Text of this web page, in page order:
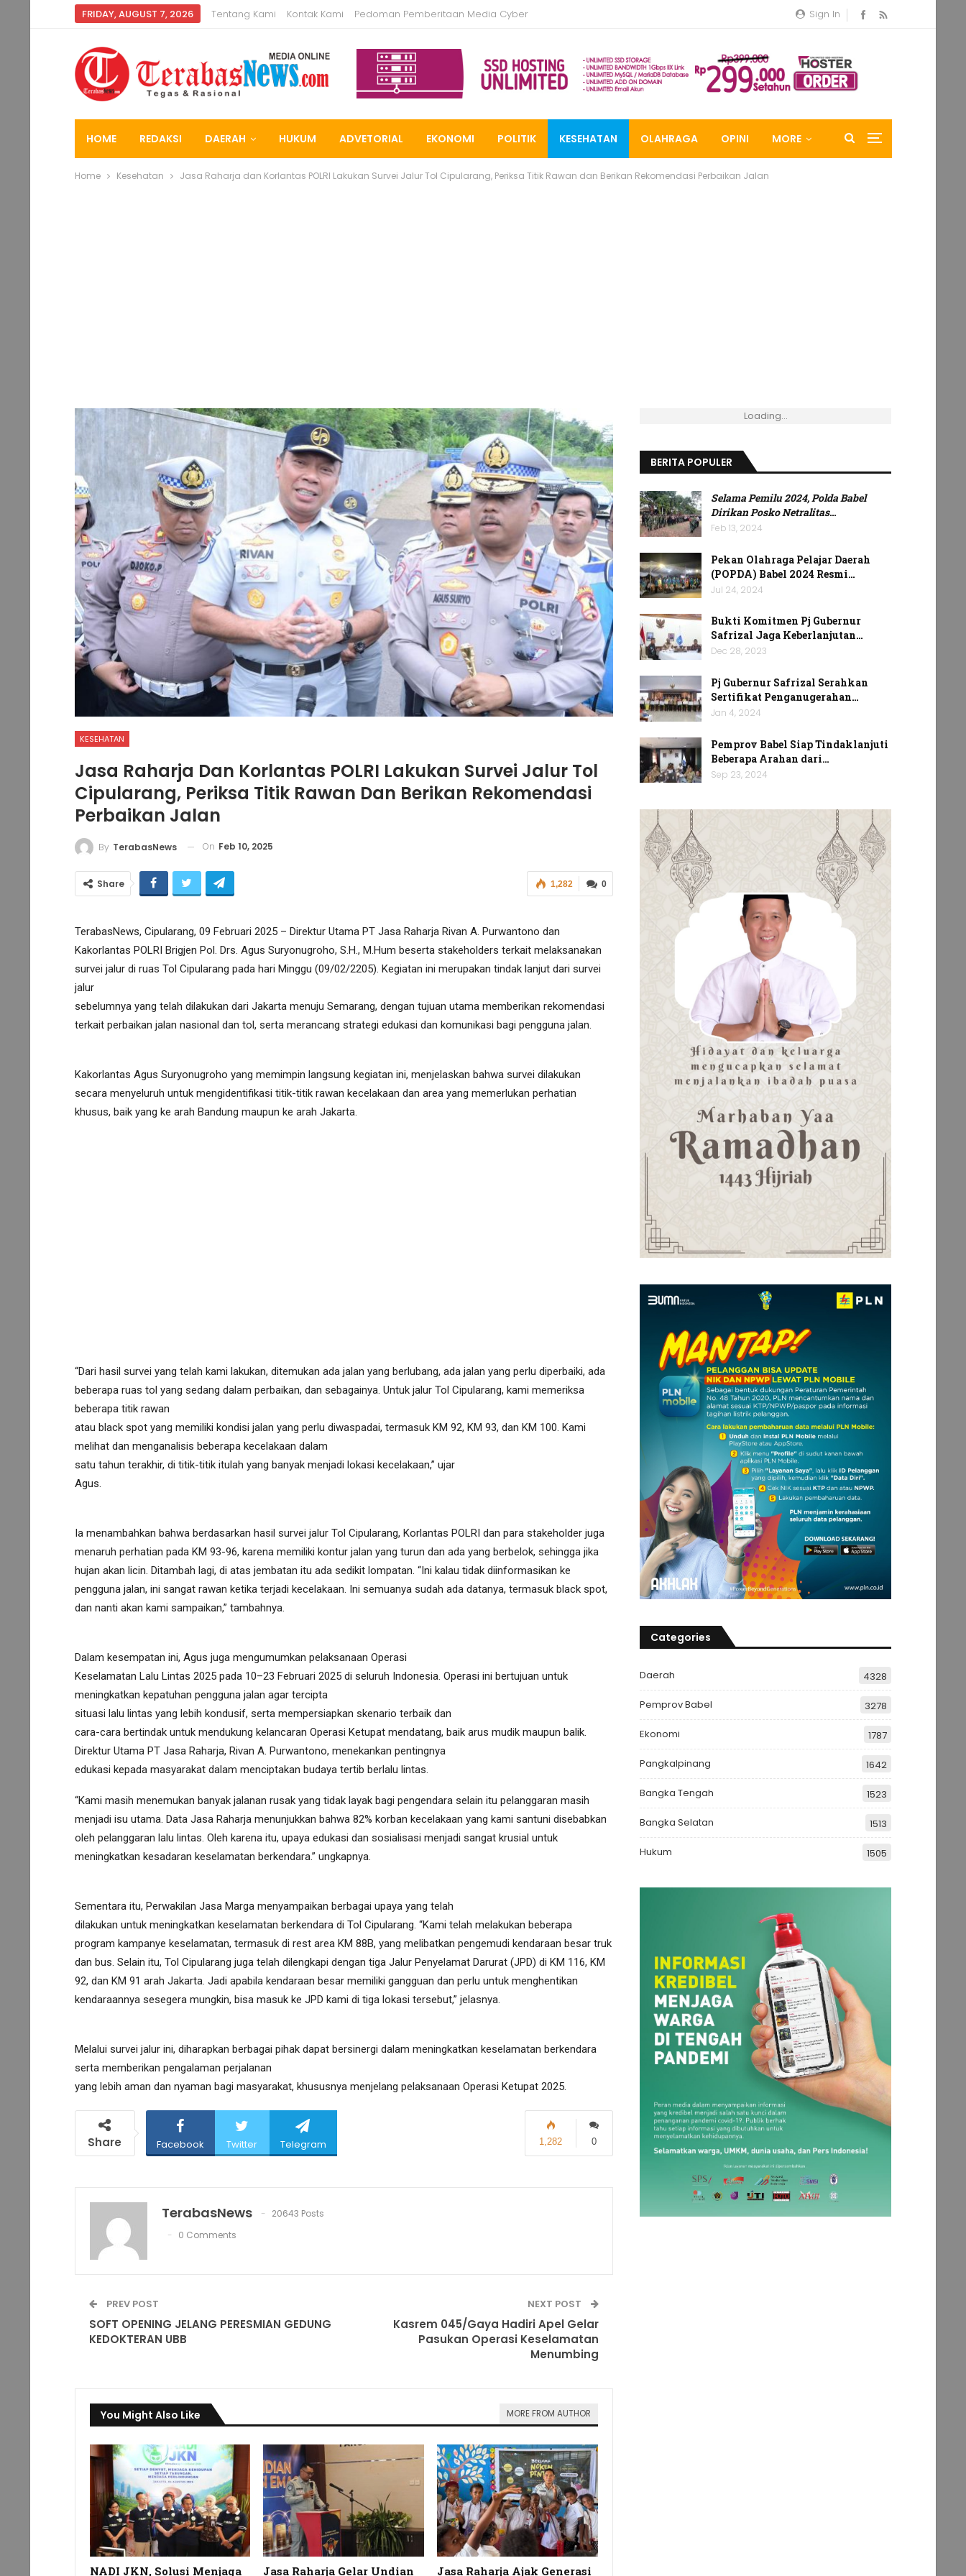
Sign In
FRIDAY, AUGUST 7, 2026 Tentang Kami Kontak Kami Pedoman Pemberitaan Media Cyber
HOME REDAKSI DAERAH HUKUM ADVETORIAL EKONOMI POLITIK KESEHATAN OLAHRAGA OPINI MORE
Home Kesehatan Jasa Raharja dan Korlantas POLRI Lakukan Survei Jalur Tol Cipularang, Periksa Titik Rawan dan Berikan Rekomendasi Perbaikan Jalan
KESEHATAN
Jasa Raharja Dan Korlantas POLRI Lakukan Survei Jalur Tol
Cipularang, Periksa Titik Rawan Dan Berikan Rekomendasi
Perbaikan Jalan
By TerabasNews On Feb 10, 2025
0
1,282
Share
TerabasNews, Cipularang, 09 Februari 2025 – Direktur Utama PT Jasa Raharja Rivan A. Purwantono dan
Kakorlantas POLRI Brigjen Pol. Drs. Agus Suryonugroho, S.H., M.Hum beserta stakeholders terkait melaksanakan
survei jalur di ruas Tol Cipularang pada hari Minggu (09/02/2205). Kegiatan ini merupakan tindak lanjut dari survei
jalur
sebelumnya yang telah dilakukan dari Jakarta menuju Semarang, dengan tujuan utama memberikan rekomendasi
terkait perbaikan jalan nasional dan tol, serta merancang strategi edukasi dan komunikasi bagi pengguna jalan.
Kakorlantas Agus Suryonugroho yang memimpin langsung kegiatan ini, menjelaskan bahwa survei dilakukan
secara menyeluruh untuk mengidentifikasi titik-titik rawan kecelakaan dan area yang memerlukan perhatian
khusus, baik yang ke arah Bandung maupun ke arah Jakarta.
“Dari hasil survei yang telah kami lakukan, ditemukan ada jalan yang berlubang, ada jalan yang perlu diperbaiki, ada
beberapa ruas tol yang sedang dalam perbaikan, dan sebagainya. Untuk jalur Tol Cipularang, kami memeriksa
beberapa titik rawan
atau black spot yang memiliki kondisi jalan yang perlu diwaspadai, termasuk KM 92, KM 93, dan KM 100. Kami
melihat dan menganalisis beberapa kecelakaan dalam
satu tahun terakhir, di titik-titik itulah yang banyak menjadi lokasi kecelakaan,” ujar
Agus.
Ia menambahkan bahwa berdasarkan hasil survei jalur Tol Cipularang, Korlantas POLRI dan para stakeholder juga
menaruh perhatian pada KM 93-96, karena memiliki kontur jalan yang turun dan ada yang berbelok, sehingga jika
hujan akan licin. Ditambah lagi, di atas jembatan itu ada sedikit lompatan. “Ini kalau tidak diinformasikan ke
pengguna jalan, ini sangat rawan ketika terjadi kecelakaan. Ini semuanya sudah ada datanya, termasuk black spot,
dan nanti akan kami sampaikan,” tambahnya.
Dalam kesempatan ini, Agus juga mengumumkan pelaksanaan Operasi
Keselamatan Lalu Lintas 2025 pada 10–23 Februari 2025 di seluruh Indonesia. Operasi ini bertujuan untuk
meningkatkan kepatuhan pengguna jalan agar tercipta
situasi lalu lintas yang lebih kondusif, serta mempersiapkan skenario terbaik dan
cara-cara bertindak untuk mendukung kelancaran Operasi Ketupat mendatang, baik arus mudik maupun balik.
Direktur Utama PT Jasa Raharja, Rivan A. Purwantono, menekankan pentingnya
edukasi kepada masyarakat dalam menciptakan budaya tertib berlalu lintas.
“Kami masih menemukan banyak jalanan rusak yang tidak layak bagi pengendara selain itu pelanggaran masih
menjadi isu utama. Data Jasa Raharja menunjukkan bahwa 82% korban kecelakaan yang kami santuni disebabkan
oleh pelanggaran lalu lintas. Oleh karena itu, upaya edukasi dan sosialisasi menjadi sangat krusial untuk
meningkatkan kesadaran keselamatan berkendara.” ungkapnya.
Sementara itu, Perwakilan Jasa Marga menyampaikan berbagai upaya yang telah
dilakukan untuk meningkatkan keselamatan berkendara di Tol Cipularang. “Kami telah melakukan beberapa
program kampanye keselamatan, termasuk di rest area KM 88B, yang melibatkan pengemudi kendaraan besar truk
dan bus. Selain itu, Tol Cipularang juga telah dilengkapi dengan tiga Jalur Penyelamat Darurat (JPD) di KM 116, KM
92, dan KM 91 arah Jakarta. Jadi apabila kendaraan besar memiliki gangguan dan perlu untuk menghentikan
kendaraannya sesegera mungkin, bisa masuk ke JPD kami di tiga lokasi tersebut,” jelasnya.
Melalui survei jalur ini, diharapkan berbagai pihak dapat bersinergi dalam meningkatkan keselamatan berkendara
serta memberikan pengalaman perjalanan
yang lebih aman dan nyaman bagi masyarakat, khususnya menjelang pelaksanaan Operasi Ketupat 2025.
0
1,282
Share Facebook Twitter Telegram
TerabasNews
20643 Posts
0 Comments
PREV POST
SOFT OPENING JELANG PERESMIAN GEDUNG
KEDOKTERAN UBB
NEXT POST
Kasrem 045/Gaya Hadiri Apel Gelar
Pasukan Operasi Keselamatan
Menumbing
You Might Also Like MORE FROM AUTHOR
NADI JKN, Solusi Menjaga Jasa Raharja Gelar Undian Jasa Raharja Ajak Generasi
Loading...
BERITA POPULER
Selama Pemilu 2024, Polda Babel
Dirikan Posko Netralitas…
Feb 13, 2024
Pekan Olahraga Pelajar Daerah
(POPDA) Babel 2024 Resmi…
Jul 24, 2024
Bukti Komitmen Pj Gubernur
Safrizal Jaga Keberlanjutan…
Dec 28, 2023
Pj Gubernur Safrizal Serahkan
Sertifikat Penganugerahan…
Jan 4, 2024
Pemprov Babel Siap Tindaklanjuti
Beberapa Arahan dari…
Sep 23, 2024
Categories
Daerah 4328
Pemprov Babel 3278
Ekonomi 1787
Pangkalpinang 1642
Bangka Tengah 1523
Bangka Selatan 1513
Hukum 1505